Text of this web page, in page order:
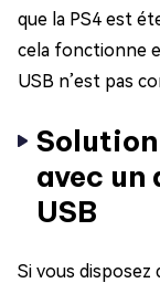
que la PS4 est
cela fonctionne
USB n’est pas
avec
USB
Si vous